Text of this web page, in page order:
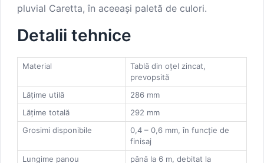
pluvial Caretta, în aceeași paletă de culori.
Detalii tehnice
Material
Tablă din oțel zincat,
prevopsită
Lățime utilă
286 mm
Lățime totală
292 mm
Grosimi disponibile
0,4 – 0,6 mm, în funcție de
finisaj
Lungime panou
până la 6 m, debitat la